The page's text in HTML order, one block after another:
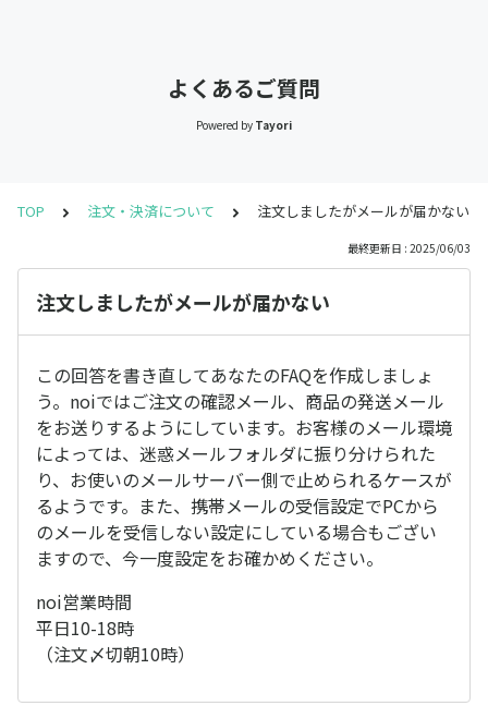
よくあるご質問
Powered by Tayori
TOP 注文・決済について 注文しましたがメールが届かない
最終更新日 : 2025/06/03
注文しましたがメールが届かない
この回答を書き直してあなたのFAQを作成しましょ
う。noiではご注文の確認メール、商品の発送メール
をお送りするようにしています。お客様のメール環境
によっては、迷惑メールフォルダに振り分けられた
り、お使いのメールサーバー側で止められるケースが
るようです。また、携帯メールの受信設定でPCから
のメールを受信しない設定にしている場合もござい
ますので、今一度設定をお確かめください。
noi営業時間
平日10-18時
（注文〆切朝10時）